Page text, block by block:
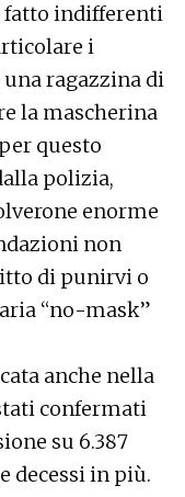
fatto indifferenti
i
una ragazzina di
la mascherina
questo
polizia,
enorme
non
di punirvi o
“no-mask”
anche nella
confermati
su 6.387
decessi in più.